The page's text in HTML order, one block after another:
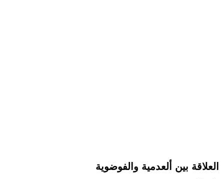
العلاقة بين ألعدمية والفوضوية